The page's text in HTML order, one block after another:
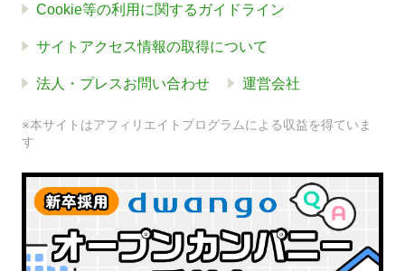
Cookie等の利用に関するガイドライン
サイトアクセス情報の取得について
法人・プレスお問い合わせ 運営会社
※本サイトはアフィリエイトプログラムによる収益を得ていま
す